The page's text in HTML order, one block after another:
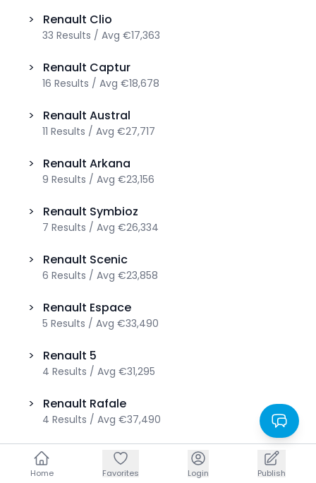
>
Renault Clio
33 Results / Avg €17,363
> Renault Captur
16 Results / Avg €18,678
> Renault Austral
11 Results / Avg €27,717
> Renault Arkana
9 Results / Avg €23,156
> Renault Symbioz
7 Results / Avg €26,334
> Renault Scenic
6 Results / Avg €23,858
> Renault Espace
5 Results / Avg €33,490
> Renault 5
4 Results / Avg €31,295
> Renault Rafale
4 Results / Avg €37,490
Renault
2 Avg €29,990
Home Favorites Login Publish
Home Favorites Login Publish